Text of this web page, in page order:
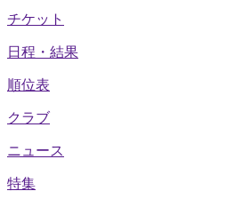
チケット
日程・結果
順位表
クラブ
ニュース
特集